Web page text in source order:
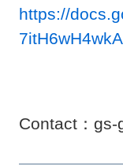
https://
Contact：